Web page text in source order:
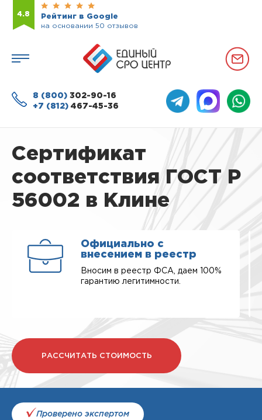
4.8
Рейтинг в Google
на основании 50 отзывов
8 (800) 302-90-16
+7 (812) 467-45-36
Сертификат
соответствия ГОСТ Р
56002 в Клине
Официально с
внесением в реестр
Вносим в реестр ФСА, даем 100%
гарантию легитимности.
РАССЧИТАТЬ СТОИМОСТЬ
Проверено экспертом